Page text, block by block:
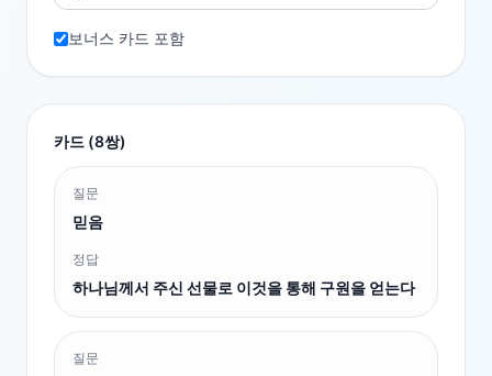
보너스 카드 포함
카드 (8쌍)
질문
믿음
정답
하나님께서 주신 선물로 이것을 통해 구원을 얻는다
질문